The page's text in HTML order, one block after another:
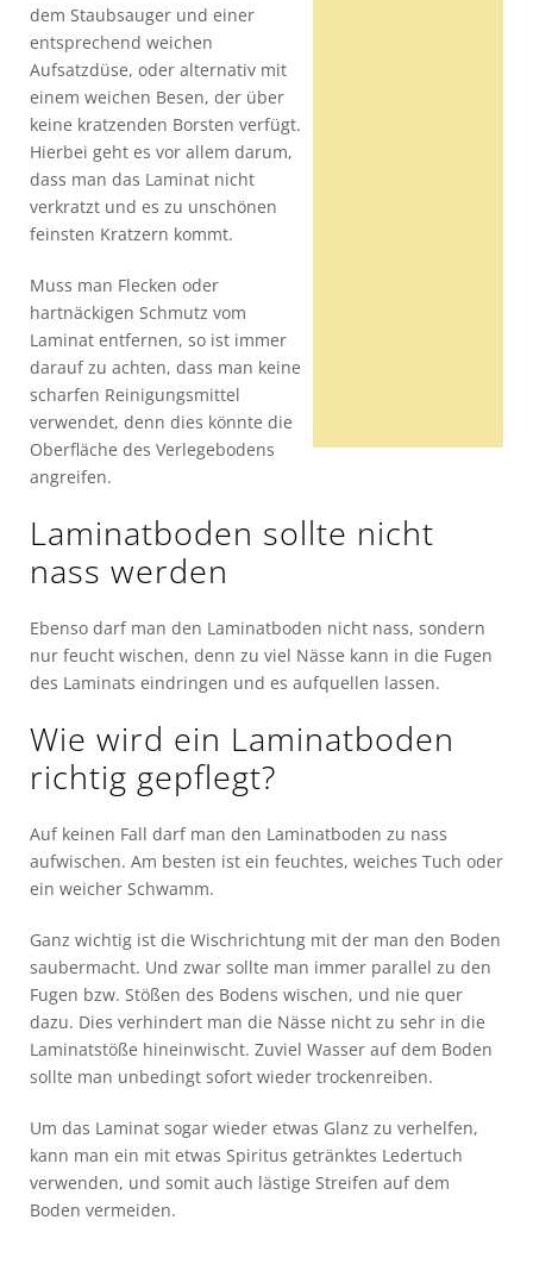
dem Staubsauger und einer
entsprechend weichen
Aufsatzdüse, oder alternativ mit
einem weichen Besen, der über
keine kratzenden Borsten verfügt.
Hierbei geht es vor allem darum,
dass man das Laminat nicht
verkratzt und es zu unschönen
feinsten Kratzern kommt.
Muss man Flecken oder
hartnäckigen Schmutz vom
Laminat entfernen, so ist immer
darauf zu achten, dass man keine
scharfen Reinigungsmittel
verwendet, denn dies könnte die
Oberfläche des Verlegebodens
angreifen.
Laminatboden sollte nicht
nass werden
Ebenso darf man den Laminatboden nicht nass, sondern
nur feucht wischen, denn zu viel Nässe kann in die Fugen
des Laminats eindringen und es aufquellen lassen.
Wie wird ein Laminatboden
richtig gepflegt?
Auf keinen Fall darf man den Laminatboden zu nass
aufwischen. Am besten ist ein feuchtes, weiches Tuch oder
ein weicher Schwamm.
Ganz wichtig ist die Wischrichtung mit der man den Boden
saubermacht. Und zwar sollte man immer parallel zu den
Fugen bzw. Stößen des Bodens wischen, und nie quer
dazu. Dies verhindert man die Nässe nicht zu sehr in die
Laminatstöße hineinwischt. Zuviel Wasser auf dem Boden
sollte man unbedingt sofort wieder trockenreiben.
Um das Laminat sogar wieder etwas Glanz zu verhelfen,
kann man ein mit etwas Spiritus getränktes Ledertuch
verwenden, und somit auch lästige Streifen auf dem
Boden vermeiden.